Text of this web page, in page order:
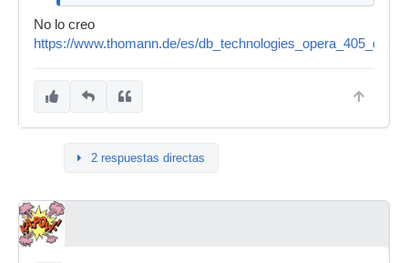
No lo creo
https://www.thomann.de/es/db_technologies_opera_405_d.htm
2 respuestas directas